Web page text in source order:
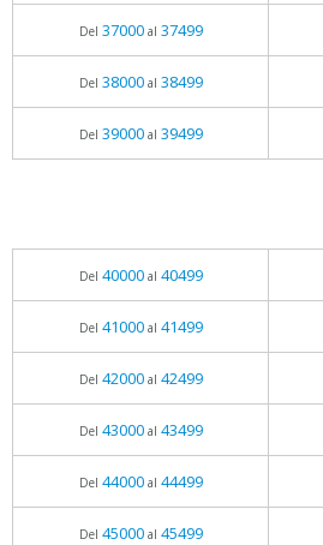
Del 37000al 37499
Del 38000al 38499
Del 39000al 39499
Del 40000al 40499
Del 41000al 41499
Del 42000al 42499
Del 43000al 43499
Del 44000al 44499
Del 45000al 45499